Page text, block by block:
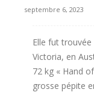
septembre 6, 2023
Elle fut
Victoria, en
72 kg « Hand
grosse pépite